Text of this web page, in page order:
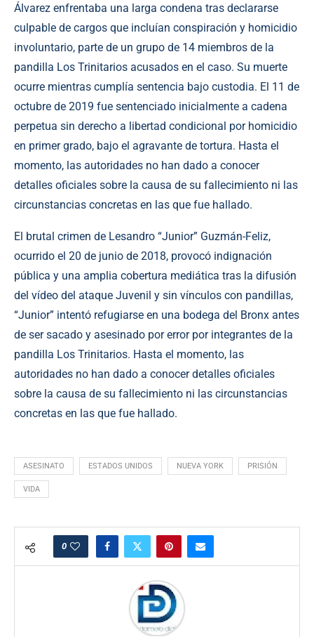
Álvarez enfrentaba una larga condena tras declararse
culpable de cargos que incluían conspiración y homicidio
involuntario, parte de un grupo de 14 miembros de la
pandilla Los Trinitarios acusados en el caso. Su muerte
ocurre mientras cumplía sentencia bajo custodia. El 11 de
octubre de 2019 fue sentenciado inicialmente a cadena
perpetua sin derecho a libertad condicional por homicidio
en primer grado, bajo el agravante de tortura. Hasta el
momento, las autoridades no han dado a conocer
detalles oficiales sobre la causa de su fallecimiento ni las
circunstancias concretas en las que fue hallado.
El brutal crimen de Lesandro “Junior” Guzmán-Feliz,
ocurrido el 20 de junio de 2018, provocó indignación
pública y una amplia cobertura mediática tras la difusión
del vídeo del ataque Juvenil y sin vínculos con pandillas,
“Junior” intentó refugiarse en una bodega del Bronx antes
de ser sacado y asesinado por error por integrantes de la
pandilla Los Trinitarios. Hasta el momento, las
autoridades no han dado a conocer detalles oficiales
sobre la causa de su fallecimiento ni las circunstancias
concretas en las que fue hallado.
ASESINATO ESTADOS UNIDOS NUEVA YORK PRISIÓN
VIDA
0